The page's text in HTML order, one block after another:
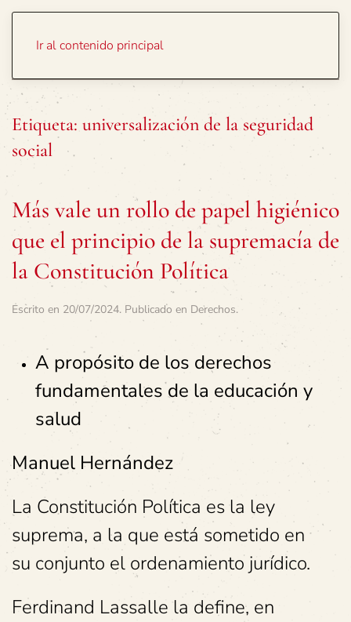
Ir al contenido principal
Etiqueta: universalización de la seguridad
social
Más vale un rollo de papel higiénico
que el principio de la supremacía de
la Constitución Política
Escrito en 20/07/2024. Publicado en Derechos.
A propósito de los derechos
fundamentales de la educación y
salud
Manuel Hernández
La Constitución Política es la ley
suprema, a la que está sometido en
su conjunto el ordenamiento jurídico.
Ferdinand Lassalle la define, en